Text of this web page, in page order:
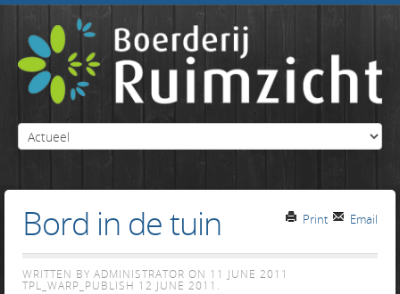
Email
Print
Bord in de tuin
WRITTEN BY ADMINISTRATOR ON 11 JUNE 2011
TPL_WARP_PUBLISH 12 JUNE 2011 .